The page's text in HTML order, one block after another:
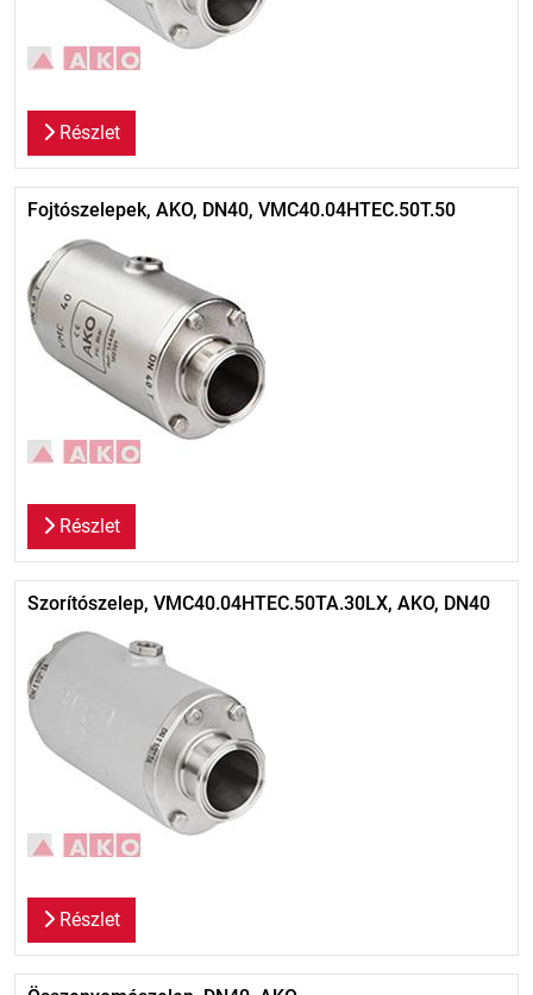
Részlet
Fojtószelepek, AKO, DN40, VMC40.04HTEC.50T.50
Részlet
Szorítószelep, VMC40.04HTEC.50TA.30LX, AKO, DN40
Részlet